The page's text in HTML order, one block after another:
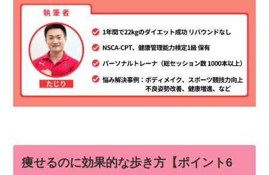
痩せるのに効果的な歩き方【ポイント6